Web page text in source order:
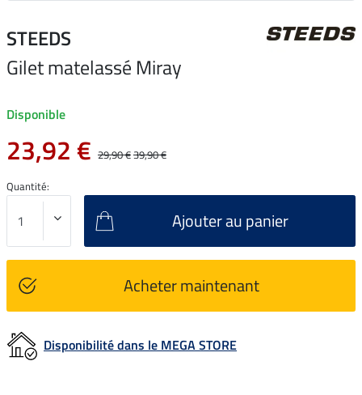
STEEDS
Gilet matelassé Miray
Disponible
23,92 € 29,90 €39,90 €
Quantité:
Ajouter au panier
Acheter maintenant
Disponibilité dans le MEGA STORE